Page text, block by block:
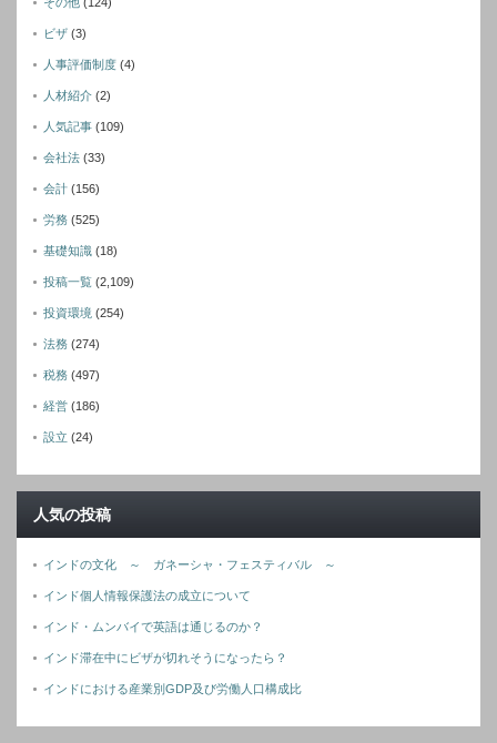
ビザ (3)
人事評価制度 (4)
人材紹介 (2)
人気記事 (109)
会社法 (33)
会計 (156)
労務 (525)
基礎知識 (18)
投稿一覧 (2,109)
投資環境 (254)
法務 (274)
税務 (497)
経営 (186)
設立 (24)
人気の投稿
インドの文化 ～ ガネーシャ・フェスティバル ～
インド個人情報保護法の成立について
インド・ムンバイで英語は通じるのか？
インド滞在中にビザが切れそうになったら？
インドにおける産業別GDP及び労働人口構成比